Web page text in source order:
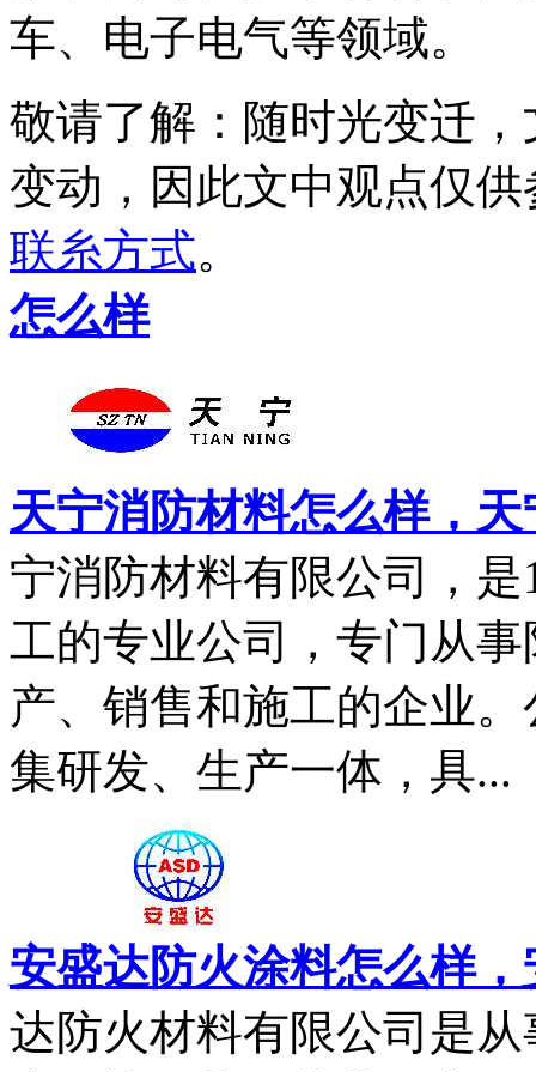
车、电子电气等领域。
敬请了解 ：随时光变迁
变动，因此文中观点仅供
联糸方式。
怎么样
天宁消防材料怎么样，
宁消防材料有限公司，
工的专业公司，专门从
产、销售和施工的企业
集研发、生产一体，具...
安盛达防火涂料怎么样
达防火材料有限公司是